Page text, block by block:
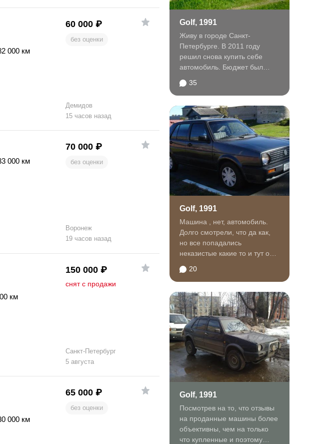
000 км
60 000 ₽
без оценки
Демидов
15 часов назад
000 км
70 000 ₽
без оценки
Воронеж
19 часов назад
км
150 000 ₽
снят с продажи
Санкт-Петербург
5 августа
000 км
65 000 ₽
без оценки
Golf, 1991
Живу в городе Санкт-
Петербурге. В 2011 году
решил снова купить себе
автомобиль. Бюджет был
Сначала...
35
Golf, 1991
Машина , нет, автомобиль.
Долго смотрели, что да как,
но все попадались
неказистые какие то и тут он,
20
Golf, 1991
Посмотрев на то, что отзывы
на проданные машины более
объективны, чем на только
что купленные и поэтому